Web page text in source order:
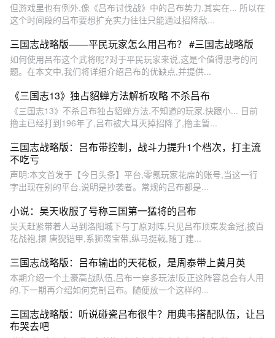
但游戏里也有例外,像《吕布讨伐战》中的吕布势力,其实在... 所以在
这个时间段的吕布要想扩充实力往往只能通过招降敌...
三国志战略版——平民玩家怎么用吕布？ #三国志战略版
如何使用吕布这个武将呢?对于平民玩家来说,这是个值得思考的问
题。在本文中,我们将详细介绍吕布的优缺点,并提供...
《三国志13》独占貂蝉方法解析攻略 不杀吕布
《三国志13》不杀吕布独占貂蝉方法,不知道的玩家,快跟小... 目前
撸主已经打到196年了,吕布被大耳灭掉招降了,撸主暂...
三国志战略版：吕布带控制，战斗力提升1个档次，打主流
不吃亏
声明:本文首发于【今日头条】平台,零氪玩家花席的账号,当这一行
字出现在别的平台,说明是抄袭者。常规的吕布都是...
小说：吴天收服了号称三国第一猛将的吕布
吴天赶紧带着人马到洛阳城下与丁原对阵,只见吕布顶束发金冠,披百
花战袍,擐 唐猊铠甲,系狮蛮宝带,纵马挺戟,随丁建...
三国志战略版：吕布输出的天花板，是周泰带上黄月英
本期介绍一个土豪高战队伍,吕布一穿多玩法!反正这阵容总会有人用
的,下一期再介绍如何克制吕布。随便放一个这样的...
三国志战略版：听说碰瓷吕布很牛？用典韦搭配队伍，让吕
布哭去吧